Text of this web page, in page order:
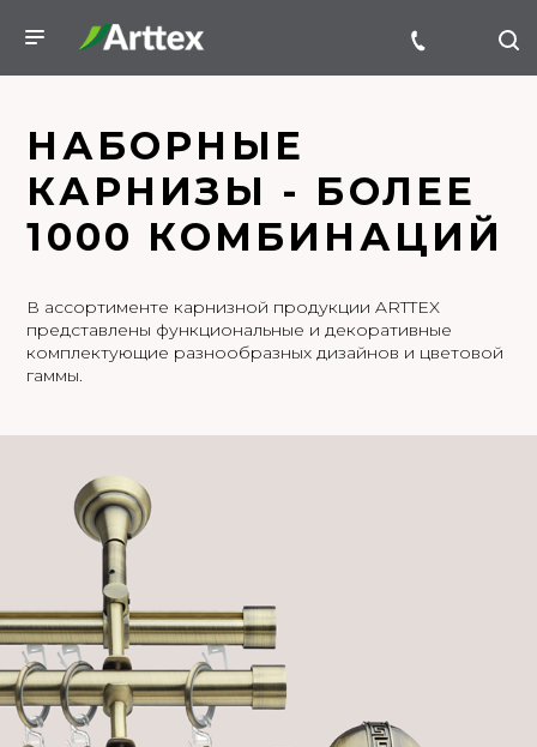
НАБОРНЫЕ
КАРНИЗЫ - БОЛЕЕ
1000 КОМБИНАЦИЙ
В ассортименте карнизной продукции ARTTEX
представлены функциональные и декоративные
комплектующие разнообразных дизайнов и цветовой
гаммы.